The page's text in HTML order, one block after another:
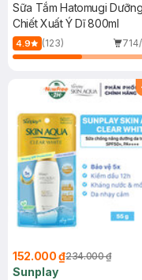
Sữa Tắm Hatomugi
Chiết Xuất Ý Dĩ 800ml
4.9 (123)
152.000 ₫234.000 ₫
Sunplay